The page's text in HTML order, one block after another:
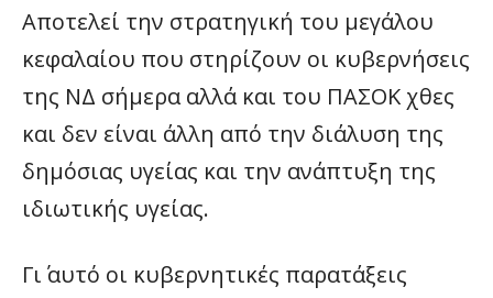
Αποτελεί την στρατηγική του μεγάλου
κεφαλαίου που στηρίζουν οι κυβερνήσεις
της ΝΔ σήμερα αλλά και του ΠΑΣΟΚ χθες
και δεν είναι άλλη από την διάλυση της
δημόσιας υγείας και την ανάπτυξη της
ιδιωτικής υγείας.
Γι΄ αυτό οι κυβερνητικές παρατάξεις